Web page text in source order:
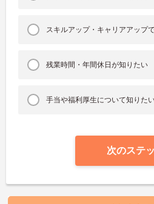
スキルアップ・キャリアアップ
残業時間・年間休日が知りたい
手当や福利厚生について知りた
次のステ